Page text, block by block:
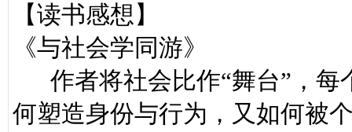
【读书感想】
《与社会学同游》
作者将社会比作“舞台”，每
何塑造身份与行为，又如何被